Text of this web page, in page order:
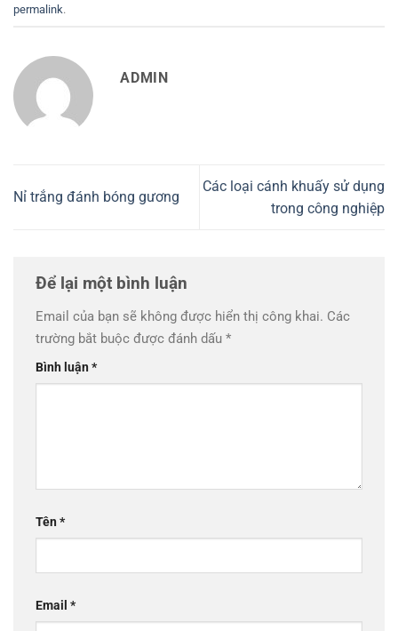
permalink.
ADMIN
Nỉ trắng đánh bóng gương
Các loại cánh khuấy sử dụng
trong công nghiệp
Để lại một bình luận
Email của bạn sẽ không được hiển thị công khai. Các
trường bắt buộc được đánh dấu *
Bình luận*
Tên*
Email *